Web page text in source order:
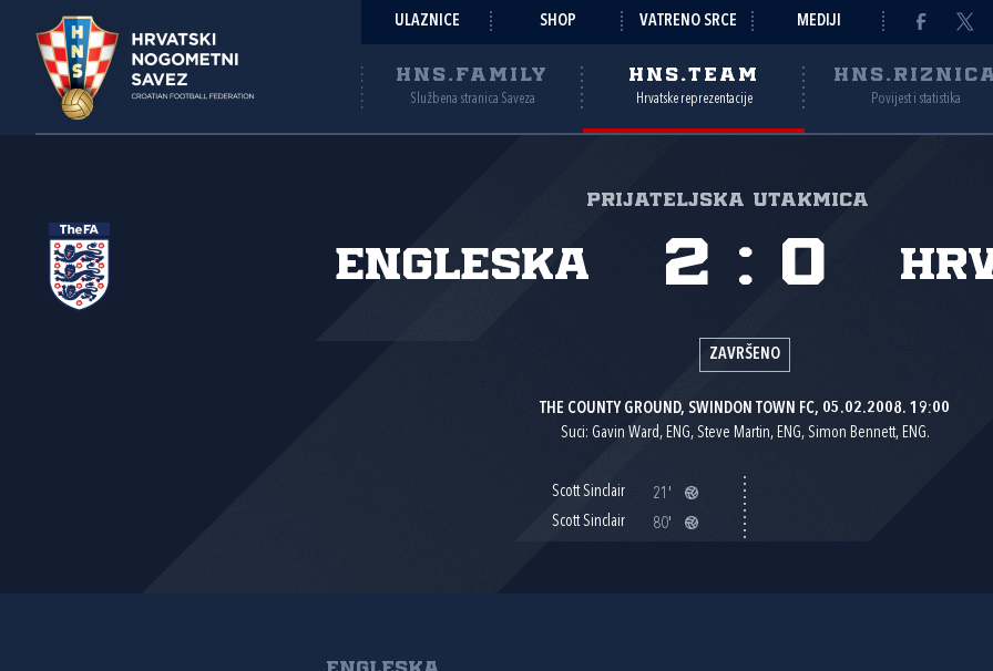
ULAZNICE SHOP VATRENO SRCE MEDIJI
HNS.FAMILY
Službena stranica Saveza
HNS.TEAM
Hrvatske reprezentacije Povijest i statistika
Prijateljska utakmica
Engleska 2 : 0
ZAVRŠENO
THE COUNTY GROUND, SWINDON TOWN FC, 05.02.2008. 19:00
Suci: Gavin Ward, ENG, Steve Martin, ENG, Simon Bennett, ENG.
Scott Sinclair
21'
Scott Sinclair
80'